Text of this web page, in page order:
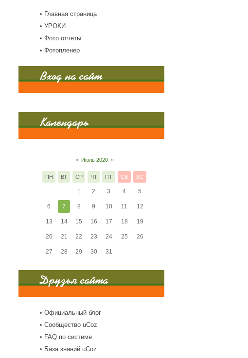
Главная страница
УРОКИ
Фото отчеты
Фотопленер
Вход на сайт
Календарь
« Июль 2020 »
ПН ВТ СР ЧТ ПТ СБ ВС
1 2 3 4 5
6 7 8 9 10 11 12
13 14 15 16 17 18 19
20 21 22 23 24 25 26
27 28 29 30 31
Друзья сайта
Официальный блог
Сообщество uCoz
FAQ по системе
База знаний uCoz